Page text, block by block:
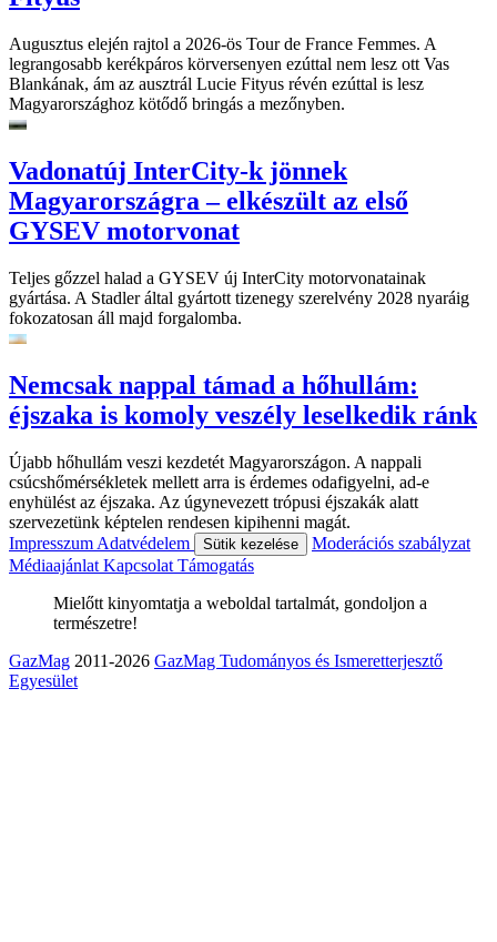
Augusztus elején rajtol a 2026-ös Tour de France Femmes. A
legrangosabb kerékpáros körversenyen ezúttal nem lesz ott Vas
Blankának, ám az ausztrál Lucie Fityus révén ezúttal is lesz
Magyarországhoz kötődő bringás a mezőnyben.
Vadonatúj InterCity-k jönnek
Magyarországra – elkészült az első
GYSEV motorvonat
Teljes gőzzel halad a GYSEV új InterCity motorvonatainak
gyártása. A Stadler által gyártott tizenegy szerelvény 2028 nyaráig
fokozatosan áll majd forgalomba.
Nemcsak nappal támad a hőhullám:
éjszaka is komoly veszély leselkedik ránk
Újabb hőhullám veszi kezdetét Magyarországon. A nappali
csúcshőmérsékletek mellett arra is érdemes odafigyelni, ad-e
enyhülést az éjszaka. Az úgynevezett trópusi éjszakák alatt
szervezetünk képtelen rendesen kipihenni magát.
Impresszum Adatvédelem Sütik kezelése
Moderációs szabályzat
Médiaajánlat Kapcsolat Támogatás
Mielőtt kinyomtatja a weboldal tartalmát, gondoljon a
természetre!
GazMag 2011-2026 GazMag Tudományos és Ismeretterjesztő
Egyesület